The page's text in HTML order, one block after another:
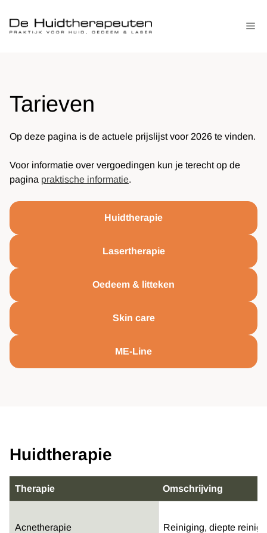
naar
de
Tarieven
Op deze pagina is de actuele prijslijst voor 2026 te vinden.
Voor informatie over vergoedingen kun je terecht op de
pagina praktische informatie.
Huidtherapie
Lasertherapie
Oedeem & litteken
Skin care
ME-Line
Huidtherapie
Therapie Omschrijving
Acnetherapie Reiniging, diepte